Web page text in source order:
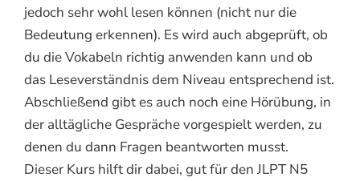
jedoch sehr wohl lesen können (nicht nur die
Bedeutung erkennen). Es wird auch abgeprüft, ob
du die Vokabeln richtig anwenden kann und ob
das Leseverständnis dem Niveau entsprechend ist.
Abschließend gibt es auch noch eine Hörübung, in
der alltägliche Gespräche vorgespielt werden, zu
denen du dann Fragen beantworten musst.
Dieser Kurs hilft dir dabei, gut für den JLPT N5